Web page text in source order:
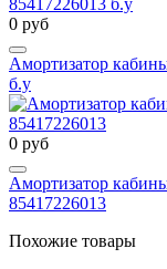
0 руб
Амортизатор
б.у
0 руб
Амортизатор
85417226013
Похожие товары